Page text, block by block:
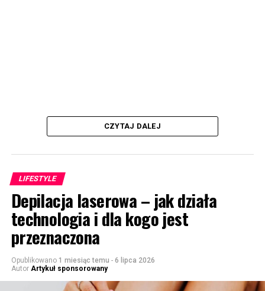
CZYTAJ DALEJ
LIFESTYLE
Depilacja laserowa – jak działa
technologia i dla kogo jest
przeznaczona
Opublikowano 1 miesiąc temu - 6 lipca 2026
Autor Artykuł sponsorowany